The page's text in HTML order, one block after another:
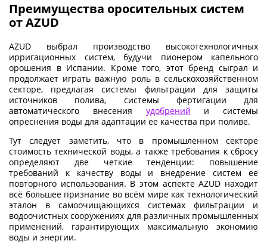
Преимущества оросительных систем
от AZUD
AZUD выбрал производство высокотехнологичных
ирригационных систем, будучи пионером капельного
орошения в Испании. Кроме того, этот бренд сыграл и
продолжает играть важную роль в сельскохозяйственном
секторе, предлагая системы фильтрации для защиты
источников полива, системы фертигации для
автоматического внесения удобрений и системы
опреснения воды для адаптации ее качества при поливе.
Тут следует заметить, что в промышленном секторе
стоимость технической воды, а также требования к сбросу
определяют две четкие тенденции: повышение
требований к качеству воды и внедрение систем ее
повторного использования. В этом аспекте AZUD находит
всё большее признание во всём мире как технологический
эталон в самоочищающихся системах фильтрации и
водоочистных сооружениях для различных промышленных
применений, гарантирующих максимальную экономию
воды и энергии.